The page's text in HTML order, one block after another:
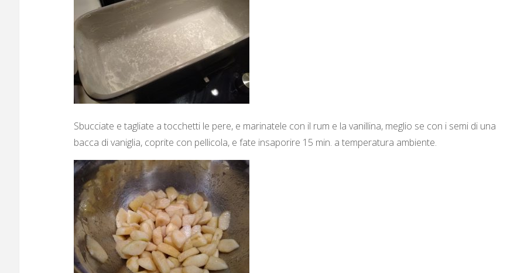
Sbucciate e tagliate a tocchetti le pere, e marinatele con il rum e la vanillina, meglio se con i semi di una
bacca di vaniglia, coprite con pellicola, e fate insaporire 15 min. a temperatura ambiente.